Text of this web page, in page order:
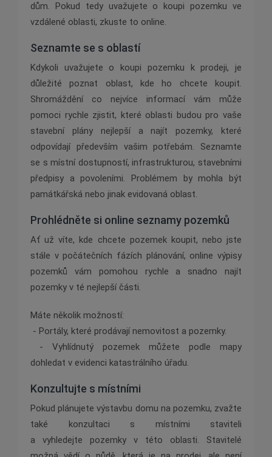
dům. Pokud tedy uvažujete o koupi pozemku ve
vzdálené oblasti, zkuste to online.
Seznamte se s oblastí
Kdykoli uvažujete o koupi pozemku k prodeji, je
důležité poznat oblast, kde ho chcete koupit.
Shromáždění co nejvíce informací vám může
pomoci rychle zjistit, které oblasti budou pro vaše
stavební plány nejlepší a najít pozemky, které
odpovídají především vašim potřebám. Seznamte
se s místní dostupností, infrastrukturou, stavebními
předpisy a povoleními. Problémem by mohla být
památkářská nebo jinak evidovaná oblast.
Prohlédněte si online seznamy pozemků
Ať už víte, kde chcete pozemek koupit, nebo jste
stále v počátečních fázích plánování, online výpisy
pozemků vám pomohou rychle a snadno najít
pozemky v té nejlepší části.
Máte několik možností:
- Portály, které prodávají nemovitost a pozemky.
- Vyhlídnutý pozemek můžete podle mapy
dohledat v evidenci katastrálního úřadu.
Konzultujte s místními
Pokud plánujete výstavbu domu na pozemku, zvažte
také konzultaci s místními staviteli
a vyhledejte pozemky v této oblasti. Stavitelé